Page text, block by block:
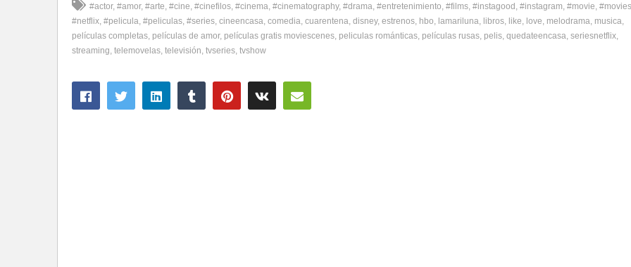
#actor #amor #arte #cine #cinefilos #cinema #cinematography #drama #entretenimiento #films #instagood #instagram #movie #movies
#netflix #pelicula #peliculas #series cineencasa comedia cuarentena disney estrenos hbo lamariluna libros like love melodrama musica
películas completas películas de amor películas gratis moviescenes peliculas románticas películas rusas pelis quedateencasa seriesnetflix
streaming telemovelas televisión tvseries tvshow